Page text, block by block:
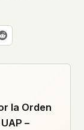
la Orden
–